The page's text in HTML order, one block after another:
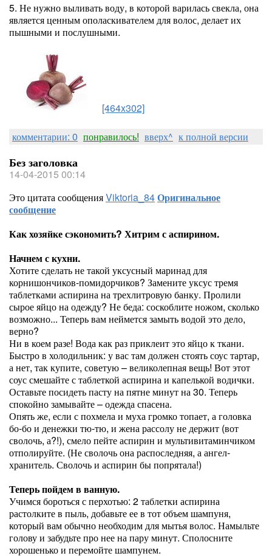
5. Не нужно выливать воду, в которой варилась свекла, она
является ценным ополаскивателем для волос, делает их
пышными и послушными.
[464x302]
комментарии: 0 понравилось! вверх^ к полной версии
Без заголовка
14-04-2015 00:14
Это цитата сообщенияViktoria_84Оригинальное
сообщение
Как хозяйке сэкономить? Хитрим с аспирином.
Начнем с кухни.
Хотите сделать не такой уксусный маринад для
корнишончиков-помидорчиков? Замените уксус тремя
таблетками аспирина на трехлитровую банку. Пролили
сырое яйцо на одежду? Не беда: соскоблите ножом, сколько
возможно... Теперь вам неймется замыть водой это дело,
верно?
Ни в коем разе! Вода как раз приклеит это яйцо к ткани.
Быстро в холодильник: у вас там должен стоять соус тартар,
а нет, так купите, советую – великолепная вещь! Вот этот
соус смешайте с таблеткой аспирина и капелькой водички.
Оставьте посидеть пасту на пятне минут на 30. Теперь
спокойно замывайте – одежда спасена.
Опять же, если с похмела и муха громко топает, а головка
бо-бо и денежки тю-тю, и жена рассолу не держит (вот
сволочь, а?!), смело пейте аспирин и мультивитаминчиком
отполируйте. (Не сволочь она распоследняя, а ангел-
хранитель. Сволочь и аспирин бы попрятала!)
Теперь пойдем в ванную.
Учимся бороться с перхотью: 2 таблетки аспирина
растолките в пыль, добавьте ее в тот объем шампуня,
который вам обычно необходим для мытья волос. Намыльте
голову и забудьте про нее на пару минут. Сполосните
хорошенько и перемойте шампунем.